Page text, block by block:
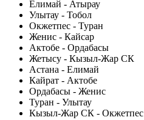
Елимай - Атырау
Улытау - Тобол
Окжетпес - Туран
Женис - Кайсар
Актобе - Ордабасы
Жетысу - Кызыл-Жар СК
Астана - Елимай
Кайрат - Актобе
Ордабасы - Женис
Туран - Улытау
Кызыл-Жар СК - Окжетпес